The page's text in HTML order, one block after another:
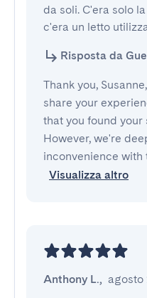
da soli. C'era solo
c'era un letto
Risposta da
Thank you,
share your
that you found your
However, we're
inconvenience with
Visualizza altro
Anthony L., agosto